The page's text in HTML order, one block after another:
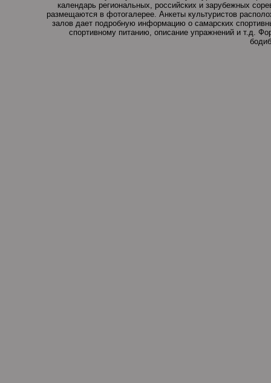
календарь региональных, российских и зарубежных
размещаются в фотогалерее. Анкеты культуристов
залов дает подробную информацию о самарских
спортивному питанию, описание упражнений и т.д.